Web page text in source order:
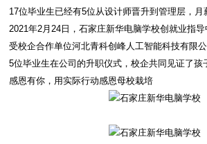
17位毕业生已经有5位从设计师晋升到管理层，月
2021年2月24日，石家庄新华电脑学校创就业指
受校企合作单位河北青科创峰人工智能科技有限
5位毕业生在公司的升职仪式，校企共同见证了孩
感恩有你，用实际行动感恩母校栽培